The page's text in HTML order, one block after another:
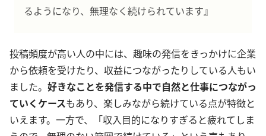
るようになり、無理なく続けられています』
投稿頻度が高い人の中には、趣味の発信をきっかけに企業
から依頼を受けたり、収益につながったりしている人もい
ました。 好きなことを発信する中で自然と仕事につながっ
ていくケースもあり、楽しみながら続けている点が特徴と
いえます。一方で、「収入目的になりすぎると疲れてしま